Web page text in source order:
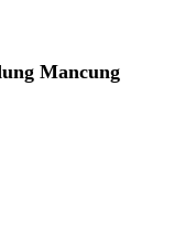
Mancung